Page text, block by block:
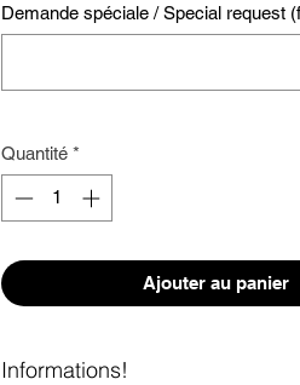
Demande spéciale / Special request
Quantité *
Ajouter au panier
Informations!